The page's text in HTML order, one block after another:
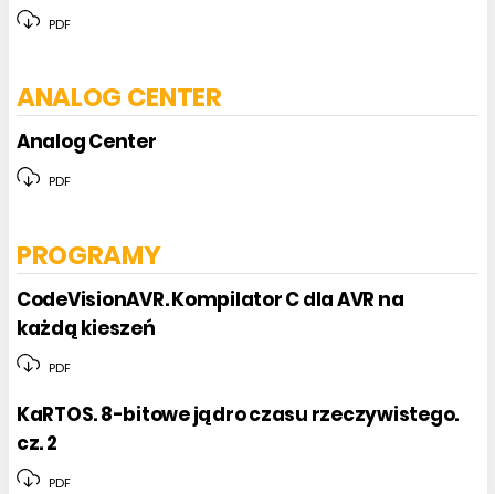
PDF
ANALOG CENTER
Analog Center
PDF
PROGRAMY
CodeVisionAVR. Kompilator C dla AVR na
każdą kieszeń
PDF
KaRTOS. 8-bitowe jądro czasu rzeczywistego.
cz. 2
PDF